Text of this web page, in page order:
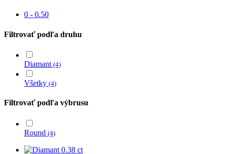
0 - 0.50
Filtrovať podľa druhu
Diamant (4)
Všetky (4)
Filtrovať podľa výbrusu
Round (4)